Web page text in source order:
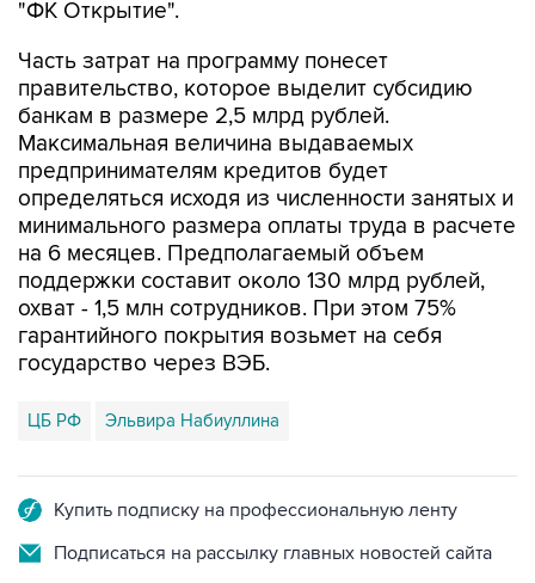
"ФК Открытие".
Часть затрат на программу понесет
правительство, которое выделит субсидию
банкам в размере 2,5 млрд рублей.
Максимальная величина выдаваемых
предпринимателям кредитов будет
определяться исходя из численности занятых и
минимального размера оплаты труда в расчете
на 6 месяцев. Предполагаемый объем
поддержки составит около 130 млрд рублей,
охват - 1,5 млн сотрудников. При этом 75%
гарантийного покрытия возьмет на себя
государство через ВЭБ.
ЦБ РФ Эльвира Набиуллина
Купить подписку на профессиональную ленту
Подписаться на рассылку главных новостей сайта